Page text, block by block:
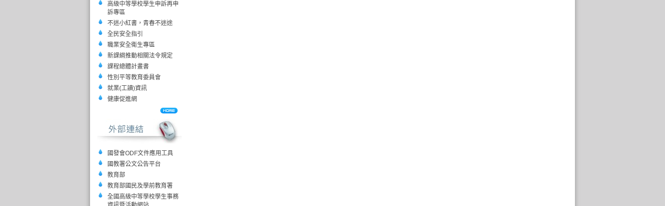
高級中等學校學生申訴再申
訴專區
不迷小紅書，青春不迷途
全民安全指引
職業安全衛生專區
新課綱推動相關法令規定
課程總體計畫書
性別平等教育委員會
就業(工讀)資訊
健康促進網
國發會ODF文件應用工具
國教署公文公告平台
教育部
教育部國民及學前教育署
全國高級中等學校學生事務